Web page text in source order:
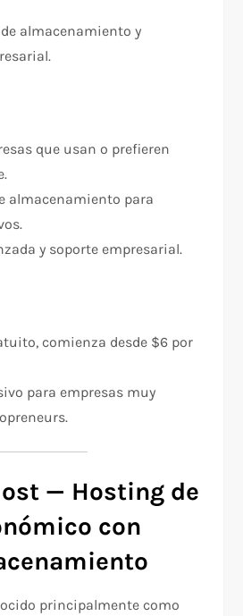
almacenamiento y
que usan o prefieren
almacenamiento para
y soporte empresarial.
comienza desde $6 por
para empresas muy
— Hosting de
con
principalmente como